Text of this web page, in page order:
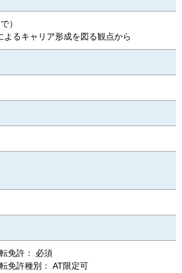
）
よるキャリア形成を図る観点から
免許： 必須
免許種別： AT限定可